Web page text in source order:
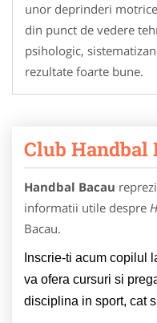
unor deprinderi
din punct de vedere
psihologic,
rezultate foarte bune.
Club Handbal
Handbal Bacau
informatii utile despre
Bacau.
Inscrie-ti acum copilul
va ofera cursuri si
disciplina in sport, cat